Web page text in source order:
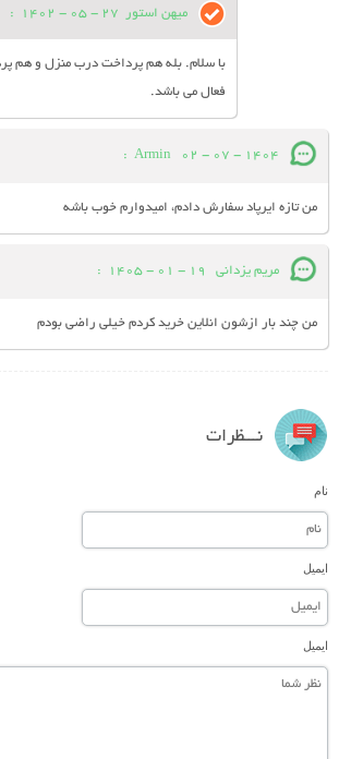
میهن استور 27 - 05 - 1402
:
با سلام. بله هم پرداخت درب منزل و هم
فعال می باشد.
Armin 02 - 07 - 1404
:
من تازه ایرپاد سفارش دادم، امیدوارم خوب باشه
مریم یزدانی 19 - 01 - 1405
:
من چند بار ازشون انلاین خرید کردم خیلی راضی بودم
نـــظرات
نام
ایمیل
ایمیل